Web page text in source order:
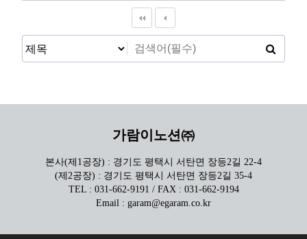
가람이노션㈜
본사(제1공장) : 경기도 평택시 서탄면 장등2길 22-4
(제2공장) : 경기도 평택시 서탄면 장등2길 35-4
TEL : 031-662-9191 / FAX : 031-662-9194
Email : garam@egaram.co.kr